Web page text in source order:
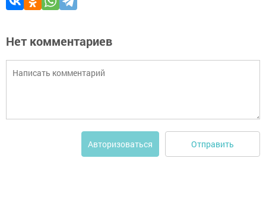
Нет комментариев
Авторизоваться Отправить